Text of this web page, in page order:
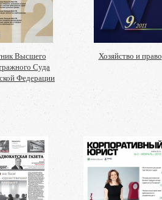
Высшего
Суда
Федерации
Хозяйство и право